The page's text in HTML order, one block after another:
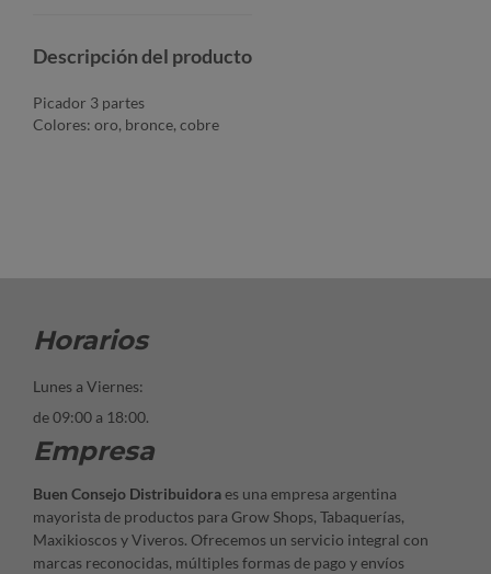
Descripción del producto
Picador 3 partes
Colores: oro, bronce, cobre
Horarios
Lunes a Viernes:
de 09:00 a 18:00.
Empresa
Buen Consejo Distribuidoraes una empresa argentina
mayorista de productos para Grow Shops, Tabaquerías,
Maxikioscos y Viveros. Ofrecemos un servicio integral con
marcas reconocidas, múltiples formas de pago y envíos